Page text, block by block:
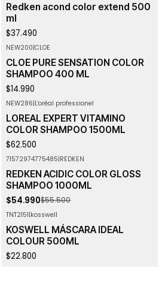
Redken acond color extend 500
ml
$37.490
NEW200|CLOE
CLOE PURE SENSATION COLOR
SHAMPOO 400 ML
$14.990
NEW286|L'oréal professionel
LOREAL EXPERT VITAMINO
COLOR SHAMPOO 1500ML
$62.500
71572974775485|REDKEN
REDKEN ACIDIC COLOR GLOSS
SHAMPOO 1000ML
$54.990$55.500
TNT2151|kosswell
KOSWELL MÁSCARA IDEAL
COLOUR 500ML
$22.800